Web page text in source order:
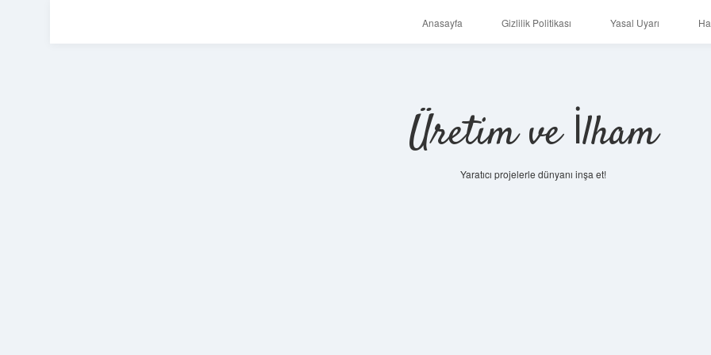
Anasayfa Gizlilik Politikası Yasal Uyarı
Üretim ve İlham
Yaratıcı projelerle dünyanı inşa et!